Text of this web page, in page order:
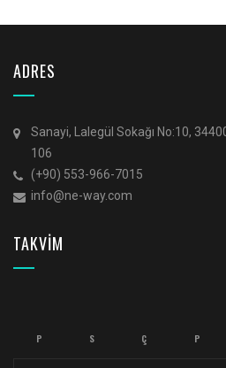
ADRES
Sanayi, Lalegül Sokağı No:10,
106
(+90) 553-966-7015
info@ne-way.com
TAKVİM
P S Ç P